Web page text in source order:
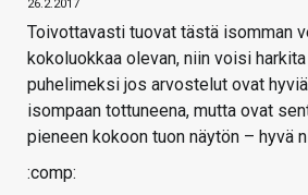
26.2.2017
Toivottavasti tuovat tästä isomman
kokoluokkaa olevan, niin voisi
puhelimeksi jos arvostelut ovat
isompaan tottuneena, mutta ovat
pieneen kokoon tuon näytön – hyvä
:comp: